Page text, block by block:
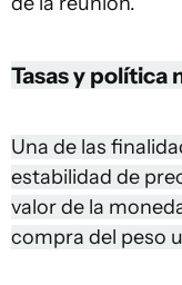
Tasas y política
Una de las
estabilidad de
valor de la
compra del peso